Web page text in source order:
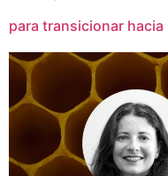
para transicionar